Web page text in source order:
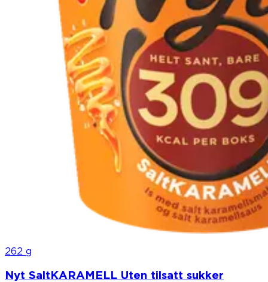
262 g
Nyt SaltKARAMELL Uten tilsatt sukker